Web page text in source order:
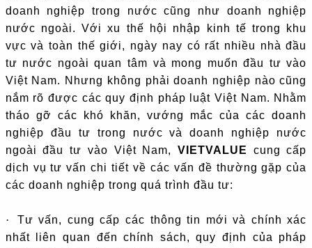
doanh nghiệp trong nước cũng như doanh nghiệp
nước ngoài. Với xu thế hội nhập kinh tế trong khu
vực và toàn thế giới, ngày nay có rất nhiều nhà đầu
tư nước ngoài quan tâm và mong muốn đầu tư vào
Việt Nam. Nhưng không phải doanh nghiệp nào cũng
nắm rõ được các quy định pháp luật Việt Nam. Nhằm
tháo gỡ các khó khăn, vướng mắc của các doanh
nghiệp đầu tư trong nước và doanh nghiệp nước
ngoài đầu tư vào Việt Nam, VIETVALUE
cung cấp
dịch vụ tư vấn chi tiết về các vấn đề thường gặp của
các doanh nghiệp trong quá trình đầu tư:
·
Tư vấn, cung cấp các thông tin mới và chính xác
nhất liên quan đến chính sách, quy định của pháp